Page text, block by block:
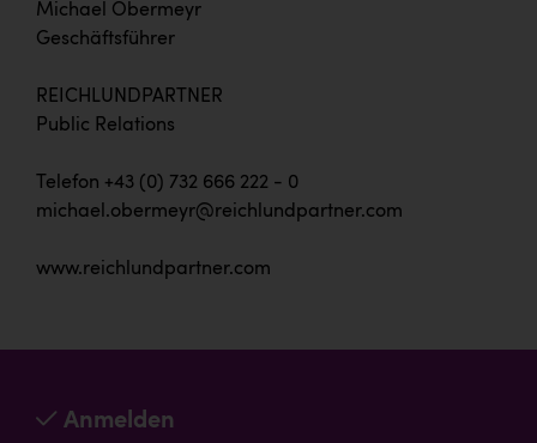
Michael Obermeyr
Geschäftsführer
REICHLUNDPARTNER
Public Relations
Telefon +43 (0) 732 666 222 - 0
michael.obermeyr@reichlundpartner.com
www.reichlundpartner.com
Anmelden